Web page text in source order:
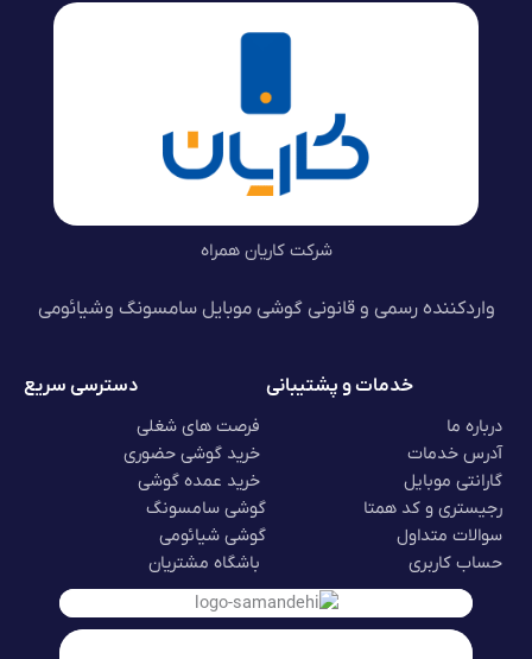
شرکت کاریان همراه
واردکننده رسمی و قانونی گوشی موبایل سامسونگ و شیائومی
خدمات و پشتیبانی
درباره ما
آدرس خدمات
گارانتی موبایل
رجیستری و کد همتا
سوالات متداول
حساب کاربری
دسترسی سریع
فرصت های شغلی
خرید گوشی حضوری
خرید عمده گوشی
گوشی سامسونگ
گوشی شیائومی
باشگاه مشتریان